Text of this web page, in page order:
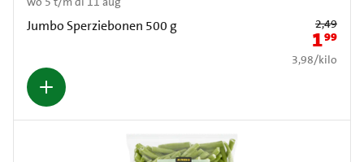
Jumbo Sperziebonen 500 g
Oude prijs: €
2,49
Nieuwe
199
€ 3,98 per kilo
3,98/kilo